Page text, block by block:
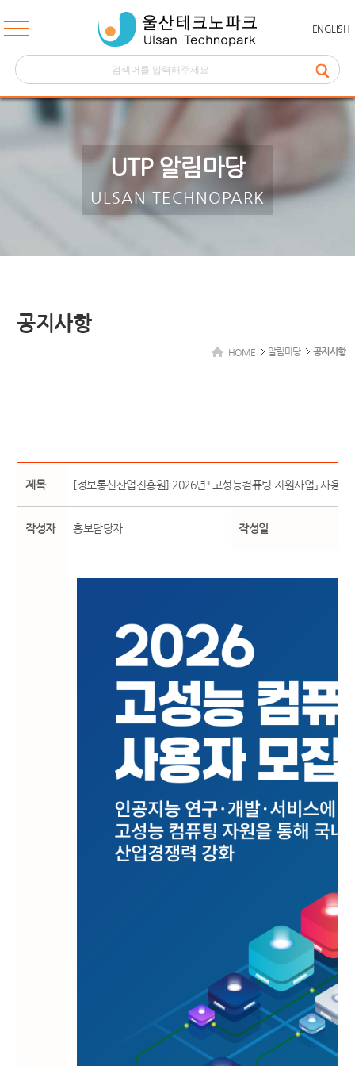
ENGLISH
UTP 알림마당
ULSAN TECHNOPARK
공지사항
HOME 알림마당 공지사항
제목 [정보통신산업진흥원] 2026년 「고성능컴퓨팅 지원사업」 사용자
작성자 홍보담당자 작성일